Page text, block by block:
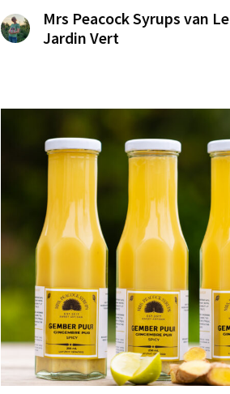
Mrs Peacock Syrups van Le
Jardin Vert